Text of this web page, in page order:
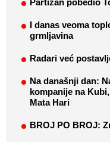
Partizan pobedio
I danas veoma
grmljavina
Radari već
Na današnji dan:
kompanije na
Mata Hari
BROJ PO BROJ: